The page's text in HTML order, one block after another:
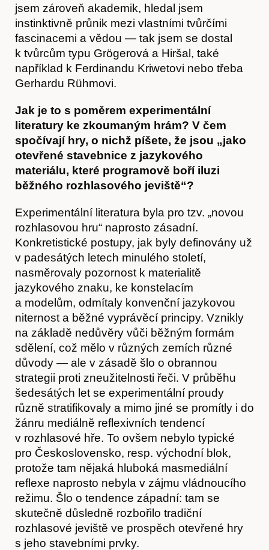
jsem zároveň akademik, hledal jsem
instinktivně průnik mezi vlastními tvůrčími
fascinacemi a vědou — tak jsem se dostal
k tvůrcům typu Grögerová a Hiršal, také
například k Ferdinandu Kriwetovi nebo třeba
Gerhardu Rühmovi.
Jak je to s poměrem experimentální
literatury ke zkoumaným hrám? V čem
spočívají hry, o nichž píšete, že jsou „jako
otevřené stavebnice z jazykového
materiálu, které programově boří iluzi
běžného rozhlasového jeviště“?
Experimentální literatura byla pro tzv. „novou
rozhlasovou hru“ naprosto zásadní.
Konkretistické postupy, jak byly definovány už
v padesátých letech minulého století,
nasměrovaly pozornost k materialitě
jazykového znaku, ke konstelacím
a modelům, odmítaly konvenční jazykovou
niternost a běžné vyprávěcí principy. Vznikly
na základě nedůvěry vůči běžným formám
sdělení, což mělo v různých zemích různé
důvody — ale v zásadě šlo o obrannou
strategii proti zneužitelnosti řeči. V průběhu
šedesátých let se experimentální proudy
různě stratifikovaly a mimo jiné se promítly i do
žánru mediálně reflexivních tendencí
v rozhlasové hře. To ovšem nebylo typické
pro Československo, resp. východní blok,
protože tam nějaká hluboká masmediální
reflexe naprosto nebyla v zájmu vládnoucího
režimu. Šlo o tendence západní: tam se
skutečně důsledně rozbořilo tradiční
rozhlasové jeviště ve prospěch otevřené hry
s jeho stavebními prvky.